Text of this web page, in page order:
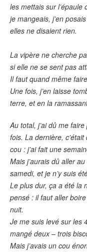
les mettais sur
je mangeais, j’en
elles ne disaient rien.
La vipère ne cherche
si elle ne se sent pas
Il faut quand même
Une fois, j’en laisse
terre, et en la
Au total, j’ai dû me
fois. La dernière,
cou : j’ai fait une
Mais j’aurais dû aller
samedi, et je n’y suis
Le plus dur, ça a été la
pensé : il faut aller
nuit.
Je me suis levé sur les
mangé deux – trois
Mais j’avais un cou